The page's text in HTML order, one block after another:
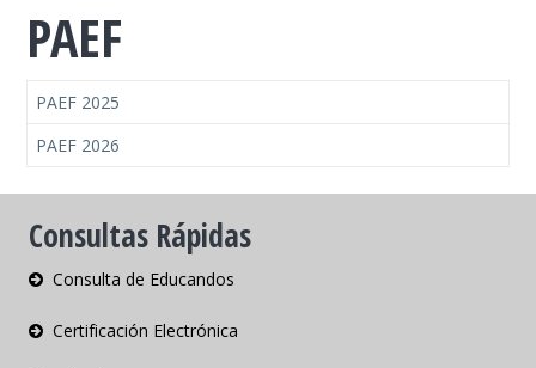
PAEF
PAEF 2025
PAEF 2026
Consultas Rápidas
Consulta de Educandos
Certificación Electrónica